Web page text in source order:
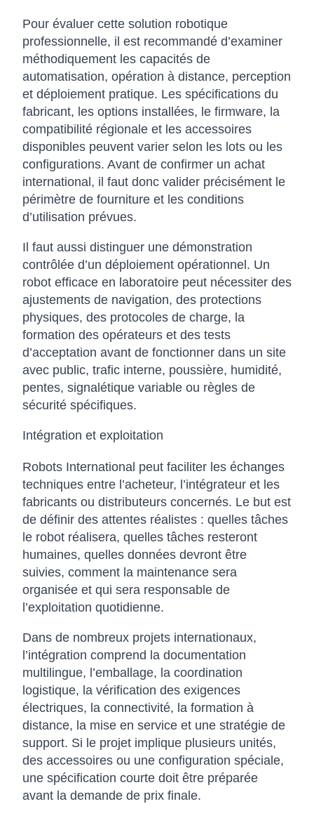
Pour évaluer cette solution robotique
professionnelle, il est recommandé d’examiner
méthodiquement les capacités de
automatisation, opération à distance, perception
et déploiement pratique. Les spécifications du
fabricant, les options installées, le firmware, la
compatibilité régionale et les accessoires
disponibles peuvent varier selon les lots ou les
configurations. Avant de confirmer un achat
international, il faut donc valider précisément le
périmètre de fourniture et les conditions
d’utilisation prévues.
Il faut aussi distinguer une démonstration
contrôlée d’un déploiement opérationnel. Un
robot efficace en laboratoire peut nécessiter des
ajustements de navigation, des protections
physiques, des protocoles de charge, la
formation des opérateurs et des tests
d’acceptation avant de fonctionner dans un site
avec public, trafic interne, poussière, humidité,
pentes, signalétique variable ou règles de
sécurité spécifiques.
Intégration et exploitation
Robots International peut faciliter les échanges
techniques entre l’acheteur, l’intégrateur et les
fabricants ou distributeurs concernés. Le but est
de définir des attentes réalistes : quelles tâches
le robot réalisera, quelles tâches resteront
humaines, quelles données devront être
suivies, comment la maintenance sera
organisée et qui sera responsable de
l’exploitation quotidienne.
Dans de nombreux projets internationaux,
l’intégration comprend la documentation
multilingue, l’emballage, la coordination
logistique, la vérification des exigences
électriques, la connectivité, la formation à
distance, la mise en service et une stratégie de
support. Si le projet implique plusieurs unités,
des accessoires ou une configuration spéciale,
une spécification courte doit être préparée
avant la demande de prix finale.